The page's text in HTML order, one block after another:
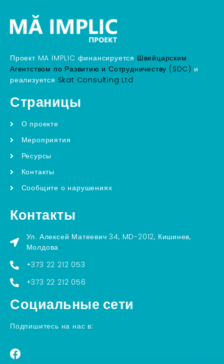
Проект MA IMPLIC финансируется Швейцарским
Агентством по Развитию и Сотрудничеству (SDC) и
реализуется Skat Consulting Ltd
Страницы
О проекте
Мероприятия
Ресурсы
Контакты
Сообщите о нарушениях
Контакты
Ул. Алексей Матеевич 34, MD-2012, Кишинев,
Молдова
+373 22 212 053
+373 22 212 056
Социальные сети
Подпишитесь на нас в: